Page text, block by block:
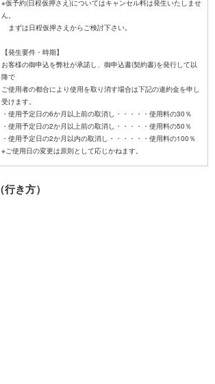
※仮予約(日程仮押さえ)についてはキャンセル料は発生いたしませ
ん。
まずは日程仮押さえからご検討下さい。
【発生要件・時期】
お客様の御申込を弊社が承諾し、御申込書(契約書)を発行して以
降で
ご使用者の都合により使用を取り消す場合は下記の違約金を申し
受けます。
・使用予定日の6か月以上前の取消し・・・・・使用料の30％
・使用予定日の2か月以上前の取消し・・・・・使用料の50％
・使用予定日の2か月以内の取消し・・・・・・使用料の100％
き方）